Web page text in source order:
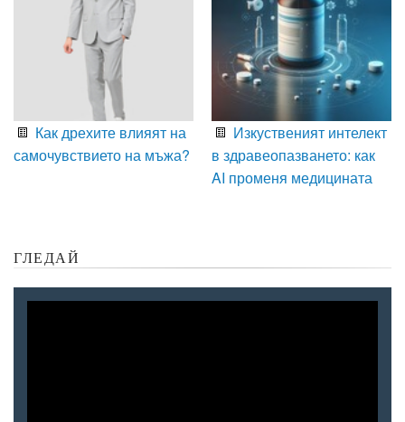
Как дрехите влияят на
самочувствието на мъжа?
Изкуственият интелект
в здравеопазването: как
AI променя медицината
ГЛЕДАЙ